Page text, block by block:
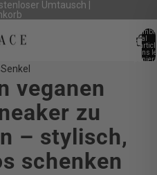
Umtausch |
total
dans le
panier:
Senkel
veganen
zu
– stylisch,
schenken